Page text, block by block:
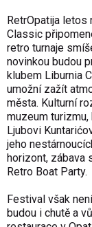
RetrOpatija letos
Classic
retro turnaje
novinkou budou
klubem Liburnia
umožní zažít
města. Kulturní
muzeum
Ljubovi
jeho
horizont, zábava
Retro Boat Party.
Festival však
budou i chutě a